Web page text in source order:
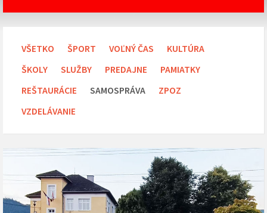
VŠETKO ŠPORT VOĽNÝ ČAS
KULTÚRA
ŠKOLY
SLUŽBY PREDAJNE
PAMIATKY
REŠTAURÁCIE
SAMOSPRÁVA
ZPOZ
VZDELÁVANIE
Obecný
úrad
Predajná